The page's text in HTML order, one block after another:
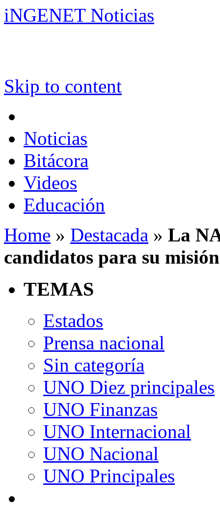
iNGENET Noticias
Skip to content
Noticias
Bitácora
Videos
Educación
Home » Destacada » La
candidatos para su
TEMAS
Estados
Prensa nacional
Sin categoría
UNO Diez principales
UNO Finanzas
UNO Internacional
UNO Nacional
UNO Principales